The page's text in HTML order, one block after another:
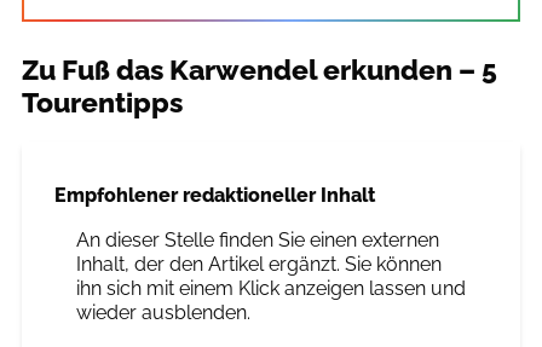
Zu Fuß das Karwendel erkunden – 5
Tourentipps
Empfohlener redaktioneller Inhalt
An dieser Stelle finden Sie einen externen
Inhalt, der den Artikel ergänzt. Sie können
ihn sich mit einem Klick anzeigen lassen und
wieder ausblenden.